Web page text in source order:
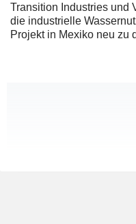
Transition Industries und
die industrielle
Projekt in Mexiko neu zu